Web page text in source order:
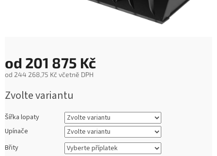
od 201 875 Kč
od 244 268,75 Kč včetně DPH
cena:
Zvolte variantu
Šířka lopaty
Upínače
Břity